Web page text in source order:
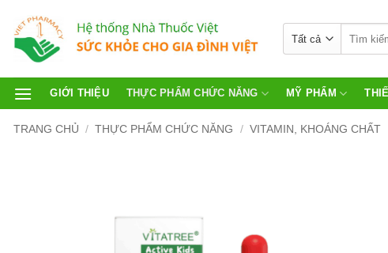
GIỚI THIỆU THỰC PHẨM CHỨC NĂNG MỸ PHẨM
TRANG CHỦ / THỰC PHẨM CHỨC NĂNG / VITAMIN, KHOÁNG CHẤT